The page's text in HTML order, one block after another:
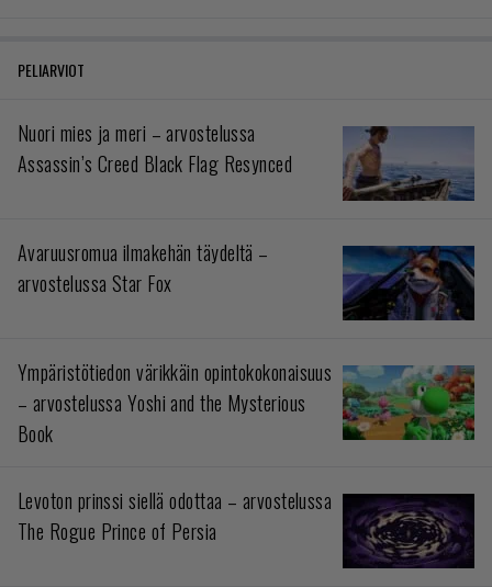
PELIARVIOT
Nuori mies ja meri – arvostelussa
Assassin’s Creed Black Flag Resynced
Avaruusromua ilmakehän täydeltä –
arvostelussa Star Fox
Ympäristötiedon värikkäin opintokokonaisuus
– arvostelussa Yoshi and the Mysterious
Book
Levoton prinssi siellä odottaa – arvostelussa
The Rogue Prince of Persia